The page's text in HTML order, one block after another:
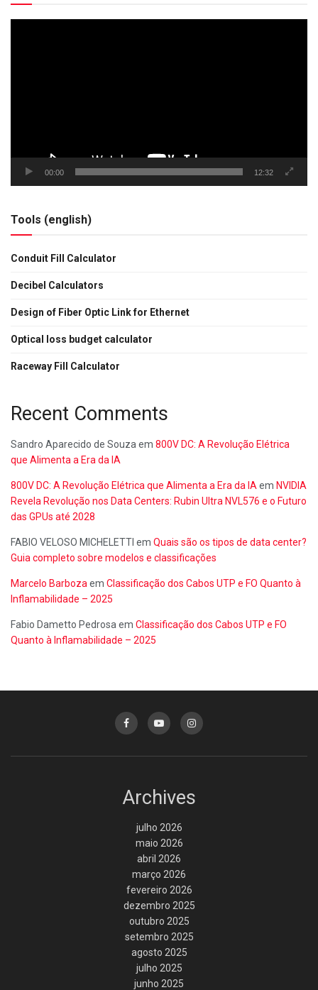
00:00 12:32
Tools (english)
Conduit Fill Calculator
Decibel Calculators
Design of Fiber Optic Link for Ethernet
Optical loss budget calculator
Raceway Fill Calculator
Recent Comments
Sandro Aparecido de Souza em 800V DC: A Revolução Elétrica
que Alimenta a Era da IA
800V DC: A Revolução Elétrica que Alimenta a Era da IA em NVIDIA
Revela Revolução nos Data Centers: Rubin Ultra NVL576 e o Futuro
das GPUs até 2028
FABIO VELOSO MICHELETTI em Quais são os tipos de data center?
Guia completo sobre modelos e classificações
Marcelo Barboza em Classificação dos Cabos UTP e FO Quanto à
Inflamabilidade – 2025
Fabio Dametto Pedrosa em Classificação dos Cabos UTP e FO
Quanto à Inflamabilidade – 2025
Archives
julho 2026
maio 2026
abril 2026
março 2026
fevereiro 2026
dezembro 2025
outubro 2025
setembro 2025
agosto 2025
julho 2025
junho 2025